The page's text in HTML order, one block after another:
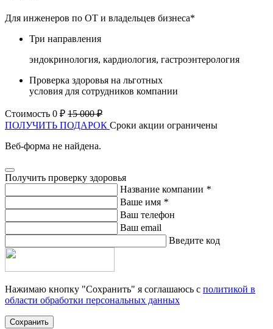
Для инженеров по ОТ и владельцев бизнеса*
Три направления
эндокринология, кардиология, гастроэнтерология
Проверка здоровья на льготных
условия для сотрудников компании
Стоимость 0 ₽ 15 000 ₽
ПОЛУЧИТЬ ПОДАРОК Сроки акции ограничены
Веб-форма не найдена.
Получить проверку здоровья
Название компании *
Ваше имя *
Ваш телефон
Ваш email
Введите код
Нажимаю кнопку "Сохранить" я соглашаюсь с политикой в
области обработки персональных данных
Сохранить